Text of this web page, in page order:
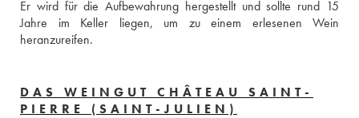
Er wird für die Aufbewahrung hergestellt und sollte rund 15
Jahre im Keller liegen, um zu einem erlesenen Wein
heranzureifen.
DAS WEINGUT CHÂTEAU SAINT-
PIERRE (SAINT-JULIEN)